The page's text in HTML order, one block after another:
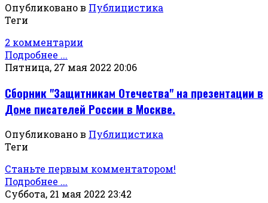
Опубликовано в Публицистика
Теги
2 комментарии
Подробнее ...
Пятница, 27 мая 2022 20:06
Сборник "Защитникам Отечества" на презентации в
Доме писателей России в Москве.
Опубликовано в Публицистика
Теги
Станьте первым комментатором!
Подробнее ...
Суббота, 21 мая 2022 23:42